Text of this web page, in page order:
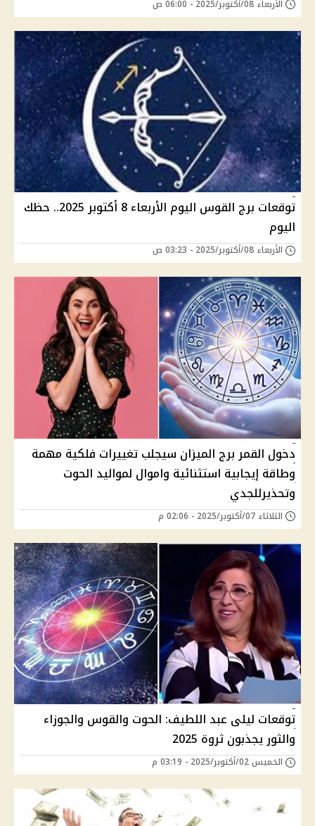
الأربعاء 08/أكتوبر/2025 - 06:00 ص
توقعات برج القوس اليوم الأربعاء 8 أكتوبر 2025.. حظك
اليوم
الأربعاء 08/أكتوبر/2025 - 03:23 ص
دخول القمر برج الميزان سيجلب تغييرات فلكية مهمة
وطاقة إيجابية استثنائية واموال لمواليد الحوت
وتحذيرللجدي
الثلاثاء 07/أكتوبر/2025 - 02:06 م
توقعات ليلى عبد اللطيف: الحوت والقوس والجوزاء
والثور يجذبون ثروة 2025
الخميس 02/أكتوبر/2025 - 03:19 م